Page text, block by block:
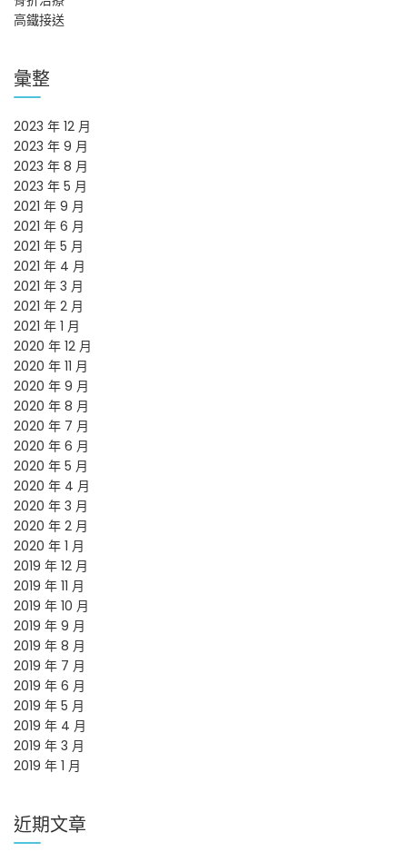
高鐵接送
彙整
2023 年 12 月
2023 年 9 月
2023 年 8 月
2023 年 5 月
2021 年 9 月
2021 年 6 月
2021 年 5 月
2021 年 4 月
2021 年 3 月
2021 年 2 月
2021 年 1 月
2020 年 12 月
2020 年 11 月
2020 年 9 月
2020 年 8 月
2020 年 7 月
2020 年 6 月
2020 年 5 月
2020 年 4 月
2020 年 3 月
2020 年 2 月
2020 年 1 月
2019 年 12 月
2019 年 11 月
2019 年 10 月
2019 年 9 月
2019 年 8 月
2019 年 7 月
2019 年 6 月
2019 年 5 月
2019 年 4 月
2019 年 3 月
2019 年 1 月
近期文章